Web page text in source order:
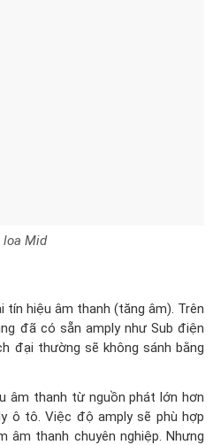
loa Mid
tín hiệu âm thanh (tăng âm). Trên
đã có sẵn amply như Sub điện
đại thường sẽ không sánh bằng
âm thanh từ nguồn phát lớn hơn
ô tô. Việc độ amply sẽ phù hợp
âm thanh chuyên nghiệp. Nhưng